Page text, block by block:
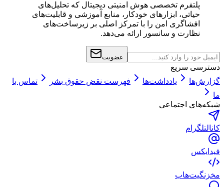
پلتفرم تخصصی هوش امنیتی دیجیتال که تحلیل‌های
حیاتی، ابزارهای خودکار، منابع آموزشی و قابلیت‌های
افشاگری امن را با تمرکز اصلی بر زیرساخت‌های
نظارت و سانسور ارائه می‌دهد.
عضویت
دسترسی سریع
گزارش‌ها
یادداشت‌ها فهرست نقض حقوق بشر
تماس با
ما
شبکه‌های اجتماعی
کانالتلگرام
فید ایکس
مخزنگیت‌هاب